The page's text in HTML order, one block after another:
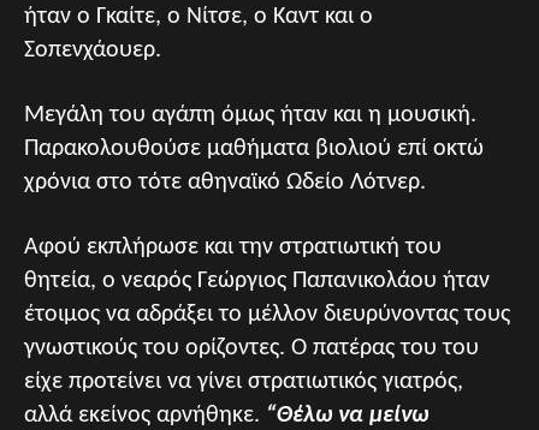
ήταν ο Γκαίτε, ο Νίτσε, ο Καντ και ο
Σοπενχάουερ.
Μεγάλη του αγάπη όμως ήταν και η μουσική.
Παρακολουθούσε μαθήματα βιολιού επί οκτώ
χρόνια στο τότε αθηναϊκό Ωδείο Λότνερ.
Αφού εκπλήρωσε και την στρατιωτική του
θητεία, ο νεαρός Γεώργιος Παπανικολάου ήταν
έτοιμος να αδράξει το μέλλον διευρύνοντας τους
γνωστικούς του ορίζοντες. Ο πατέρας του του
είχε προτείνει να γίνει στρατιωτικός γιατρός,
αλλά εκείνος αρνήθηκε. “Θέλω να μείνω